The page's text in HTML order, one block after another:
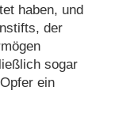
haben, und
der
sogar
ein